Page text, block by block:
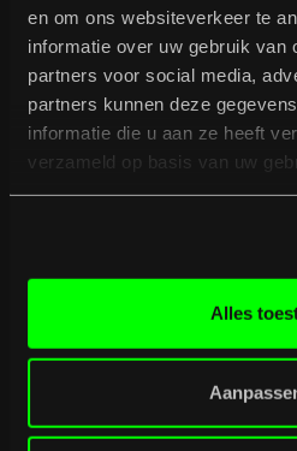
en om ons websiteverkeer te
informatie over uw gebruik van
partners voor social media,
partners kunnen deze
informatie die u aan ze heeft
verzameld op basis van uw
Alles
Bekijk meer nieuws
Bekijk meer nieuws
Kom genieten van de
Jungle By Night / The Fatal
Truckfighters & Yawning Man &